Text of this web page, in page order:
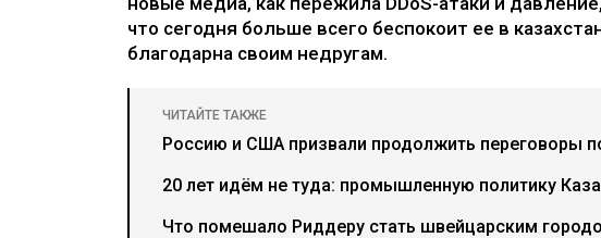
что сегодня больше всего беспокоит ее в
благодарна своим недругам.
ЧИТАЙТЕ ТАКЖЕ
Россию и США призвали продолжить переговоры
20 лет идём не туда: промышленную политику
Что помешало Риддеру стать швейцарским